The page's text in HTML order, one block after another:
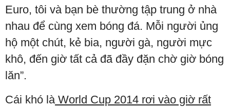
Euro, tôi và bạn bè thường tập trung ở nhà
nhau để cùng xem bóng đá. Mỗi người ủng
hộ một chút, kẻ bia, người gà, người mực
khô, đến giờ tất cả đã đầy đặn chờ giờ bóng
lăn”.
Cái khó làWorld Cup 2014 rơi vào giờ rất